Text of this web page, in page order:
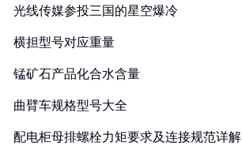
光线传媒参投三国的星空爆冷
横担型号对应重量
锰矿石产品化合水含量
曲臂车规格型号大全
配电柜母排螺栓力矩要求及连接规范详解